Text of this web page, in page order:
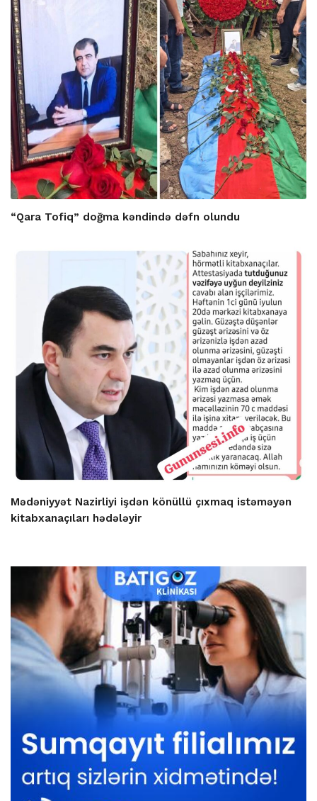
“Qara Tofiq” doğma kəndində dəfn olundu
Mədəniyyət Nazirliyi işdən könüllü çıxmaq istəməyən
kitabxanaçıları hədələyir